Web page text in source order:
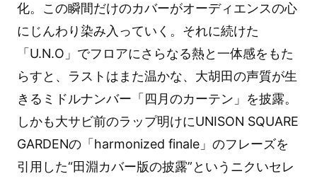
化。この瞬間だけのカバーがオーディエンスの心
にじんわり染み入っていく。それに続けた
「U.N.O」でフロアにさらなる熱と一体感をもた
らすと、ラストはまた温かな、大胡田の声質が生
きるミドルナンバー「四月のカーテン」を披露。
しかも大サビ前のラップ明けにUNISON SQUARE
GARDENの「harmonized finale」のフレーズを
引用した“田淵カバー版の披露”というニクいセレ